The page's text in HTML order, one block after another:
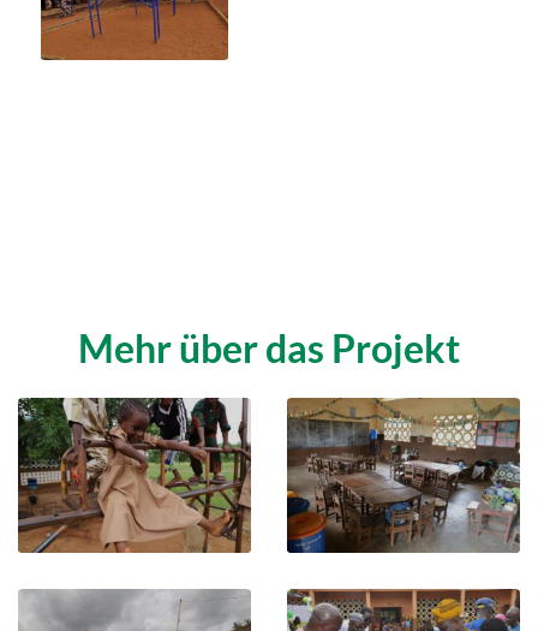
Mehr über das Projekt